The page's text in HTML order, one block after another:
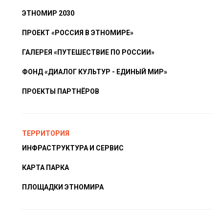
ЭТНОМИР 2030
ПРОЕКТ «РОССИЯ В ЭТНОМИРЕ»
ГАЛЕРЕЯ «ПУТЕШЕСТВИЕ ПО РОССИИ»
ФОНД «ДИАЛОГ КУЛЬТУР - ЕДИНЫЙ МИР»
ПРОЕКТЫ ПАРТНЁРОВ
ТЕРРИТОРИЯ
ИНФРАСТРУКТУРА И СЕРВИС
КАРТА ПАРКА
ПЛОЩАДКИ ЭТНОМИРА